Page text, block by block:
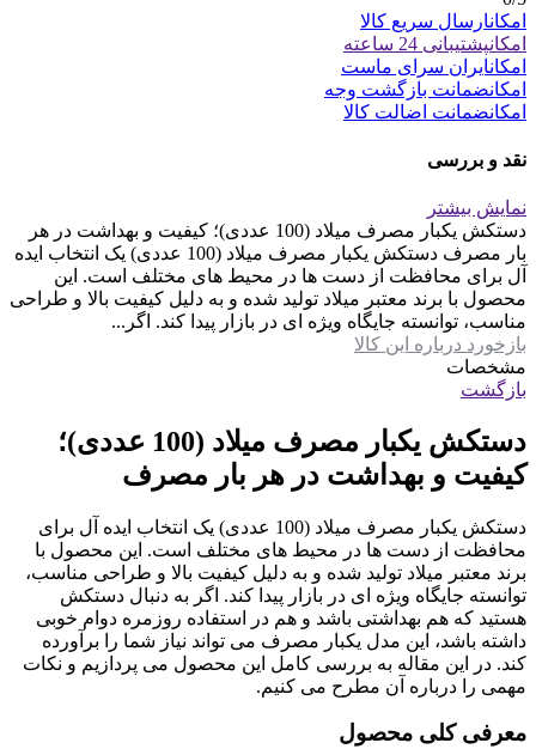
امکانارسال سریع کالا
امکانپشتیبانی 24 ساعته
امکانایران سرای ماست
امکانضمانت بازگشت وجه
امکانضمانت اضالت کالا
نقد و بررسی
نمایش بیشتر
دستکش یکبار مصرف میلاد (100 عددی)؛ کیفیت و بهداشت در هر
بار مصرف دستکش یکبار مصرف میلاد (100 عددی) یک انتخاب ایده
آل برای محافظت از دست ها در محیط های مختلف است. این
محصول با برند معتبر میلاد تولید شده و به دلیل کیفیت بالا و طراحی
مناسب، توانسته جایگاه ویژه ای در بازار پیدا کند. اگر...
بازخورد درباره این کالا
مشخصات
بازگشت
دستکش یکبار مصرف میلاد (100 عددی)؛
کیفیت و بهداشت در هر بار مصرف
دستکش یکبار مصرف میلاد (100 عددی) یک انتخاب ایده آل برای
محافظت از دست ها در محیط های مختلف است. این محصول با
برند معتبر میلاد تولید شده و به دلیل کیفیت بالا و طراحی مناسب،
توانسته جایگاه ویژه ای در بازار پیدا کند. اگر به دنبال دستکش
هستید که هم بهداشتی باشد و هم در استفاده روزمره دوام خوبی
داشته باشد، این مدل یکبار مصرف می تواند نیاز شما را برآورده
کند. در این مقاله به بررسی کامل این محصول می پردازیم و نکات
مهمی را درباره آن مطرح می کنیم.
معرفی کلی محصول